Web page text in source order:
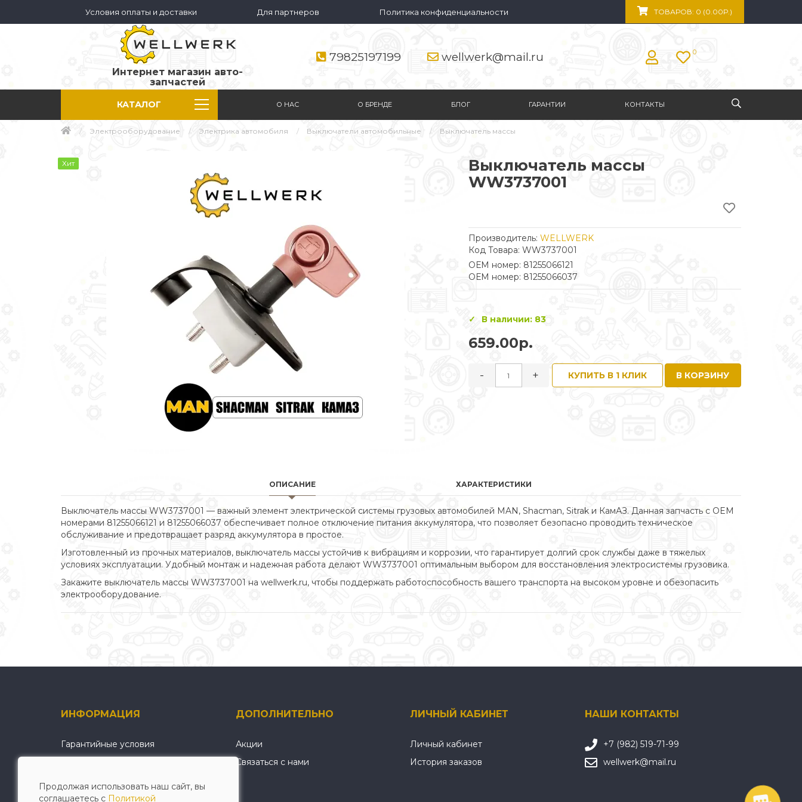
Условия оплаты и доставки Для партнеров Политика конфиденциальности ТОВАРОВ: 0 (0.00Р.)
Интернет магазин авто-
запчастей
79825197199 wellwerk@mail.ru 0
КАТАЛОГ О НАС О БРЕНДЕ БЛОГ ГАРАНТИИ КОНТАКТЫ
Электрооборудование Электрика автомобиля Выключатели автомобильные Выключатель массы
Хит
Выключатель массы
WW3737001
Производитель: WELLWERK
Код Товара: WW3737001
ОЕМ номер: 81255066121
ОЕМ номер: 81255066037
В наличии: 83
659.00р.
- + КУПИТЬ В 1 КЛИК В КОРЗИНУ
ОПИСАНИЕ ХАРАКТЕРИСТИКИ
Выключатель массы WW3737001 — важный элемент электрической системы грузовых автомобилей MAN, Shacman, Sitrak и КамАЗ. Данная запчасть с OEM
номерами 81255066121 и 81255066037 обеспечивает полное отключение питания аккумулятора, что позволяет безопасно проводить техническое
обслуживание и предотвращает разряд аккумулятора в простое.
Изготовленный из прочных материалов, выключатель массы устойчив к вибрациям и коррозии, что гарантирует долгий срок службы даже в тяжелых
условиях эксплуатации. Удобный монтаж и надежная работа делают WW3737001 оптимальным выбором для восстановления электросистемы грузовика.
Закажите выключатель массы WW3737001 на wellwerk.ru, чтобы поддержать работоспособность вашего транспорта на высоком уровне и обезопасить
электрооборудование.
ИНФОРМАЦИЯ
Гарантийные условия
Политика конфиденциальности
ДОПОЛНИТЕЛЬНО
Акции
Связаться с нами
ЛИЧНЫЙ КАБИНЕТ
Личный кабинет
История заказов
НАШИ КОНТАКТЫ
+7 (982) 519-71-99
wellwerk@mail.ru
Продолжая использовать наш сайт, вы
соглашаетесь с Политикой